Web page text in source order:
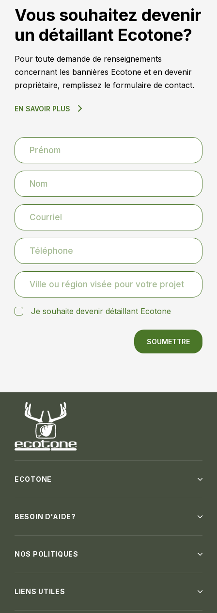
Vous souhaitez devenir
un détaillant Ecotone?
Pour toute demande de renseignements
concernant les bannières Ecotone et en devenir
propriétaire, remplissez le formulaire de contact.
EN SAVOIR PLUS
Je souhaite devenir détaillant Ecotone
SOUMETTRE
ECOTONE
BESOIN D'AIDE?
NOS POLITIQUES
LIENS UTILES